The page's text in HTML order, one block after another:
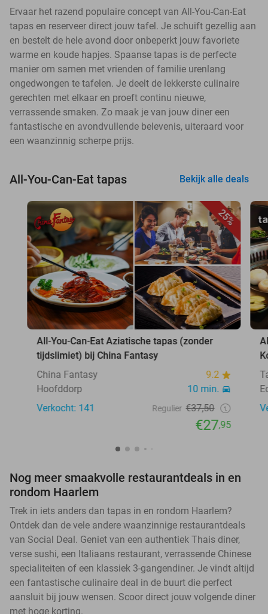
Ervaar het razend populaire concept van All-You-Can-Eat
tapas en reserveer direct jouw tafel. Je schuift gezellig aan
en bestelt de hele avond door onbeperkt jouw favoriete
warme en koude hapjes. Spaanse tapas is de perfecte
manier om samen met vrienden of familie urenlang
ongedwongen te tafelen. Je deelt de lekkerste culinaire
gerechten met elkaar en proeft continu nieuwe,
verrassende smaken. Zo maak je van jouw diner een
fantastische en avondvullende belevenis, uiteraard voor
een waanzinnig scherpe prijs.
All-You-Can-Eat tapas Bekijk alle deals
25%
All-You-Can-Eat Aziatische tapas (zonder
tijdslimiet) bij China Fantasy
China Fantasy
9.2
Hoofddorp
10 min.
Verkocht: 141
Regulier €37,50
€27,95
Nog meer smaakvolle restaurantdeals in en
rondom Haarlem
Trek in iets anders dan tapas in en rondom Haarlem?
Ontdek dan de vele andere waanzinnige restaurantdeals
van Social Deal. Geniet van een authentiek Thais diner,
verse sushi, een Italiaans restaurant, verrassende Chinese
specialiteiten of een klassiek 3-gangendiner. Je vindt altijd
een fantastische culinaire deal in de buurt die perfect
aansluit bij jouw wensen. Scoor direct jouw volgende diner
met hoge korting.